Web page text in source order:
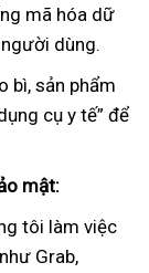
mã hóa dữ
dùng.
bì, sản phẩm
cụ y tế” để
mật:
tôi làm việc
Grab,